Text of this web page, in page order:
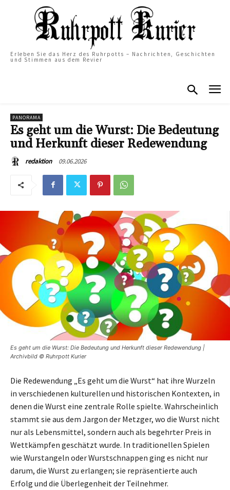
Erleben Sie das Herz des Ruhrpotts – Nachrichten, Geschichten
und Stimmen aus dem Revier
PANORAMA
Es geht um die Wurst: Die Bedeutung
und Herkunft dieser Redewendung
redaktion 09.06.2026
Es geht um die Wurst: Die Bedeutung und Herkunft dieser Redewendung |
Archivbild © Ruhrpott Kurier
Die Redewendung „Es geht um die Wurst“ hat ihre Wurzeln
in verschiedenen kulturellen und historischen Kontexten, in
denen die Wurst eine zentrale Rolle spielte. Wahrscheinlich
stammt sie aus dem Jargon der Metzger, wo die Wurst nicht
nur als Lebensmittel, sondern auch als begehrter Preis in
Wettkämpfen geschätzt wurde. In traditionellen Spielen
wie Wurstangeln oder Wurstschnappen ging es nicht nur
darum, die Wurst zu erlangen; sie repräsentierte auch
Erfolg und die Überlegenheit der Teilnehmer.